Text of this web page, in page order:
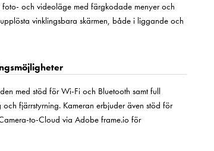
foto- och videoläge med färgkodade menyer och
vinklingsbara skärmen, både i liggande och
med stöd för Wi-Fi och Bluetooth samt full
fjärrstyrning. Kameran erbjuder även stöd för
to-Cloud via Adobe frame.io för